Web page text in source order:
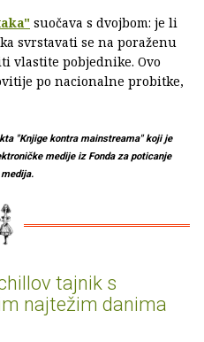
suočava s dvojbom: je li
svrstavati se na poraženu
pobjednike. Ovo
po nacionalne probitke,
"Knjige kontra mainstreama" koji je
medije iz Fonda za poticanje
tajnik s
najtežim danima